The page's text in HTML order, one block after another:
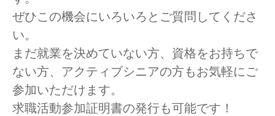
ぜひこの機会にいろいろとご質問してくださ
い。
まだ就業を決めていない方、資格をお持ちで
ない方、アクティブシニアの方もお気軽にご
参加いただけます。
求職活動参加証明書の発行も可能です！